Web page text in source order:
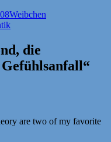
Kategorien
Weibchen
die
are two of my favorite